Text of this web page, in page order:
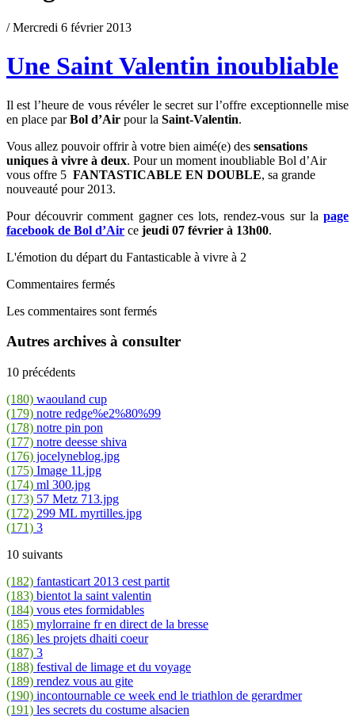
/ Mercredi 6 février 2013
Une Saint Valentin inoubliable
Il est l’heure de vous révéler le secret sur l’offre exceptionnelle mise
en place parBol d’Air pour la Saint-Valentin.
Vous allez pouvoir offrir à votre bien aimé(e) des sensations
uniques à vivre à deux. Pour un moment inoubliable Bol d’Air
vous offre 5 FANTASTICABLE EN DOUBLE, sa grande
nouveauté pour 2013.
Pour découvrir comment gagner ces lots, rendez-vous sur la page
facebook de Bol d’Air ce jeudi 07 février à 13h00.
L'émotion du départ du Fantasticable à vivre à 2
Commentaires fermés
Les commentaires sont fermés
Autres archives à consulter
10 précédents
(180) waouland cup
(179) notre redge%e2%80%99
(178) notre pin pon
(177) notre deesse shiva
(176) jocelyneblog.jpg
(175) Image 11.jpg
(174) ml 300.jpg
(173) 57 Metz 713.jpg
(172) 299 ML myrtilles.jpg
(171) 3
10 suivants
(182) fantasticart 2013 cest partit
(183) bientot la saint valentin
(184) vous etes formidables
(185) mylorraine fr en direct de la bresse
(186) les projets dhaiti coeur
(187) 3
(188) festival de limage et du voyage
(189) rendez vous au gite
(190) incontournable ce week end le triathlon de gerardmer
(191) les secrets du costume alsacien